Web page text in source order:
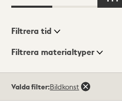
Visningsläge
Filtrera tid
Filtrera materialtyper
träffar
Valda filter:Bildkonst